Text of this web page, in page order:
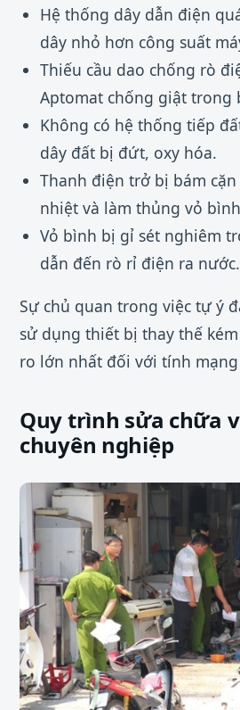
Hệ thống dây dẫn điện
dây nhỏ hơn công suất
Thiếu cầu dao chống rò
Aptomat chống giật trong
Không có hệ thống tiếp
dây đất bị đứt, oxy hóa.
Thanh điện trở bị bám
nhiệt và làm thủng vỏ
Vỏ bình bị gỉ sét nghiêm
dẫn đến rò rỉ điện ra nước.
Sự chủ quan trong việc tự ý
sử dụng thiết bị thay thế
ro lớn nhất đối với tính
Quy trình sửa chữa
chuyên nghiệp